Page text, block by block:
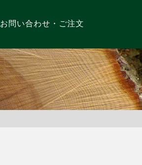
お問い合わせ・ご注文